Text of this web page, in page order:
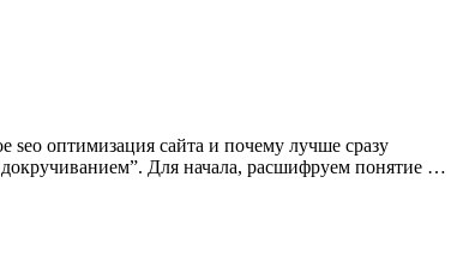
seo оптимизация сайта и почему лучше сразу
Для начала, расшифруем понятие …